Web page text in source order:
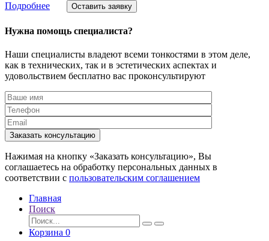
Подробнее Оставить заявку
Нужна помощь специалиста?
Наши специалисты владеют всеми тонкостями в этом деле,
как в технических, так и в эстетических аспектах и
удовольствием бесплатно вас проконсультируют
Заказать консультацию
Нажимая на кнопку «Заказать консультацию», Вы
соглашаетесь на обработку персональных данных в
соответствии с пользовательским соглашением
Главная
Поиск
Корзина 0